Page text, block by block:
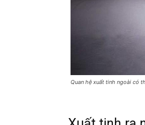
Quan hệ xuất tinh ngoài có